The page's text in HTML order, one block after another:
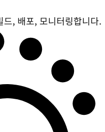
, 배포, 모니터링합니다.